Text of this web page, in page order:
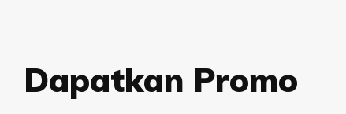
Dapatkan Promo